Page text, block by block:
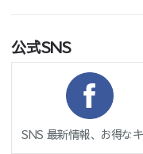
公式SNS
SNS 最新情報、お得な